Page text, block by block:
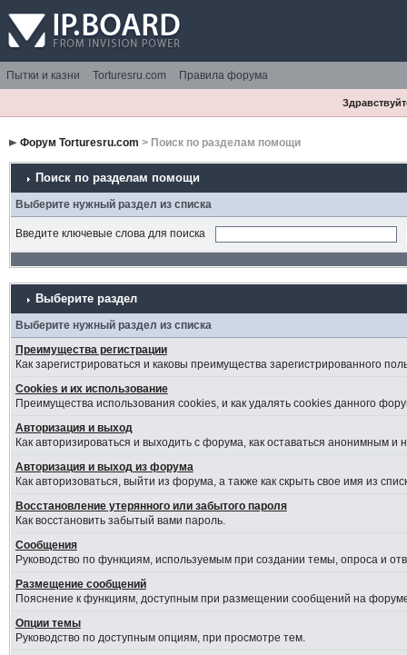
Пытки и казни Torturesru.com Правила форума
Форум Torturesru.com > Поиск по разделам помощи
Поиск по разделам помощи
Выберите нужный раздел из списка
Введите ключевые слова для поиска
Выберите раздел
Выберите нужный раздел из списка
Преимущества регистрации
Как зарегистрироваться и каковы преимущества зарегистрированного
Cookies и их использование
Преимущества использования cookies, и как удалять cookies данного
Авторизация и выход
Как авторизироваться и выходить с форума, как оставаться анонимным
Авторизация и выход из форума
Как авторизоваться, выйти из форума, а также как скрыть свое имя из
Восстановление утерянного или забытого пароля
Как восстановить забытый вами пароль.
Сообщения
Руководство по функциям, используемым при создании темы, опроса и
Размещение сообщений
Пояснение к функциям, доступным при размещении сообщений на
Опции темы
Руководство по доступным опциям, при просмотре тем.